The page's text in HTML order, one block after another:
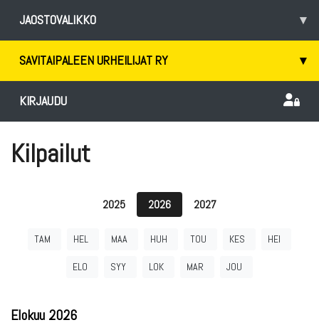
JAOSTOVALIKKO ▾
SAVITAIPALEEN URHEILIJAT RY ▾
KIRJAUDU
Kilpailut
2025 2026 2027
TAM HEL MAA HUH TOU KES HEI
ELO SYY LOK MAR JOU
Elokuu 2026